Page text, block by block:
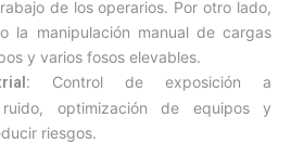
de los operarios. Por otro lado,
la manipulación manual de cargas
y varios fosos elevables.
Control de exposición a
optimización de equipos y
riesgos.